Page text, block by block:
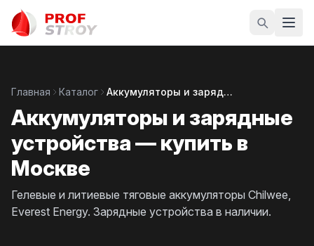
Главная Каталог Аккумуляторы и зарядные устройства
Аккумуляторы и зарядные
устройства — купить в
Москве
Гелевые и литиевые тяговые аккумуляторы Chilwee,
Everest Energy. Зарядные устройства в наличии.